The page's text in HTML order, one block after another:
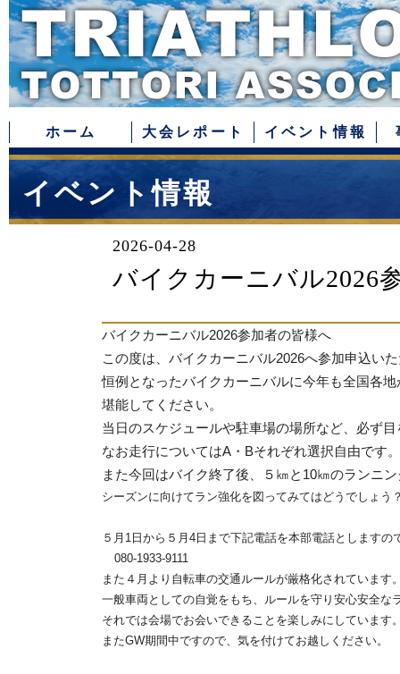
ホーム 大会レポート イベント情報
イベント情報
2026-04-28
バイクカーニバル2026
バイクカーニバル2026参加者の皆様へ
この度は、バイクカーニバル2026へ参加申込い
恒例となったバイクカーニバルに今年も全国各
堪能してください。
当日のスケジュールや駐車場の場所など、必ず
なお走行についてはA・ Bそれぞれ選択自由です。
また今回はバイク終了後、５㎞と 10㎞のランニ
シーズンに向けてラン強化を図ってみてはどうでしょう
５月 1日から５月 4日まで下記電話を本部電話としますの
080-1933-9111
また４月より自転車の交通ルールが厳格化されています
一般車両としての自覚をもち、ルールを守り安心安全な
それでは会場でお会いできることを楽しみにしています
またGW期間中ですので、気を付けてお越しください。